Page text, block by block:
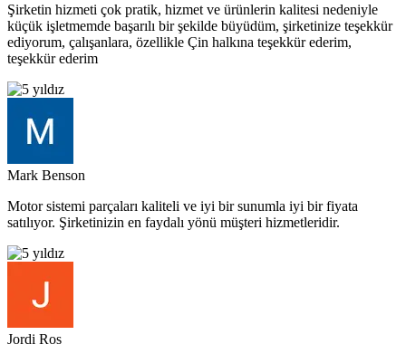
Şirketin hizmeti çok pratik, hizmet ve ürünlerin kalitesi nedeniyle
küçük işletmemde başarılı bir şekilde büyüdüm, şirketinize teşekkür
ediyorum, çalışanlara, özellikle Çin halkına teşekkür ederim,
teşekkür ederim
Mark Benson
Motor sistemi parçaları kaliteli ve iyi bir sunumla iyi bir fiyata
satılıyor. Şirketinizin en faydalı yönü müşteri hizmetleridir.
Jordi Ros